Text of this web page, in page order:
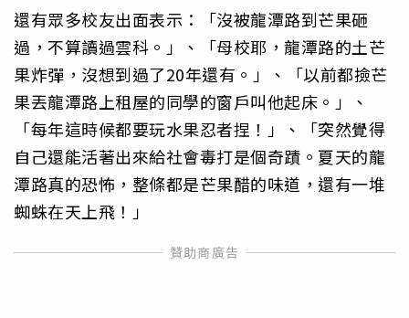
還有眾多校友出面表示：「沒被龍潭路到芒果砸
過，不算讀過雲科。」、「母校耶，龍潭路的土芒
果炸彈，沒想到過了20年還有。」、「以前都撿芒
果丟龍潭路上租屋的同學的窗戶叫他起床。」、
「每年這時候都要玩水果忍者捏！」、「突然覺得
自己還能活著出來給社會毒打是個奇蹟。夏天的龍
潭路真的恐怖，整條都是芒果醋的味道，還有一堆
蜘蛛在天上飛！」